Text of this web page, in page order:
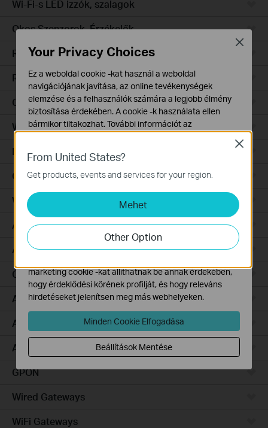
Wi-Fi-s LED izzók, szalagok
Okos Szenzorok, Érzékelők
Robotporszívók
Robotporszívó tartozékok
Ceiling Mount
Wall Plate
Desktop
Outdoor
Wireless Bridge
Aggregation
Access
Campus
Access Pro
Access Plus
Access Max
GPON
Wired Gateways
WiFi Gateways
From United States?
Get products, events and services for your region.
Mehet
Other Option
Close
Your Privacy Choices
Ez a weboldal cookie -kat használ a weboldal
navigációjának javítása, az online tevékenységek
elemzése és a felhasználók számára a legjobb élmény
biztosítása érdekében. A cookie -k használata ellen
bármikor tiltakozhat. További információt az
Alap Cookie-k
Ezek a cookie -k a webhely működéséhez szükségesek,
és nem tilthatók le a rendszereiben.
Marketing és Elemző Cookie-k
Az elemző cookie -k lehetővé teszik számunkra, hogy
elemezzük weboldalunkon végzett tevékenységeit, hogy
javítsuk és módosítsuk webhelyünk működését.
marketing cookie -kat állíthatnak be annak érdekében,
hogy érdeklődési körének profilját, és hogy releváns
hirdetéseket jelenítsen meg más webhelyeken.
Minden Cookie Elfogadása
Beállítások Mentése
Close